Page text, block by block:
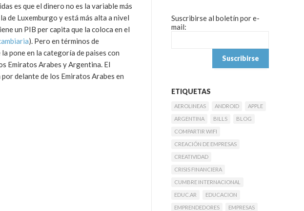
es que el dinero no es la variable más
de Luxemburgo y está más alta a nivel
un PIB per capita que la coloca en el
). Pero en términos de
pone en la categoría de paises con
Emiratos Arabes y Argentina. El
delante de los Emiratos Arabes en
Suscribirse al boletín por e-
mail:
ETIQUETAS
AEROLINEAS ANDROID
APPLE
ARGENTINA
BILLS
BLOG
COMPARTIR WIFI
CREACIÓN DE EMPRESAS
CREATIVIDAD
CRISIS FINANCIERA
CUMBRE INTERNACIONAL
EDUC.AR
EDUCACION
EMPRENDEDORES
EMPRESAS